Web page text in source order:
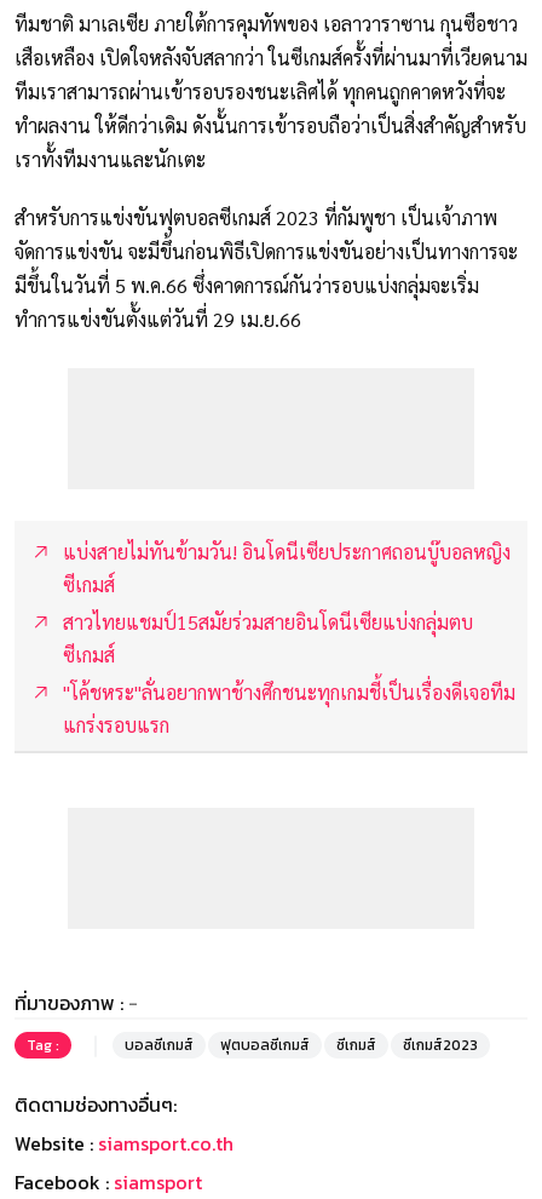
ทีมชาติ มาเลเซีย ภายใต้การคุมทัพของ เอลาวาราซาน กุนซือชาว
เสือเหลือง เปิดใจหลังจับสลากว่า ในซีเกมส์ครั้งที่ผ่านมาที่เวียดนาม
ทีมเราสามารถผ่านเข้ารอบรองชนะเลิศได้ ทุกคนถูกคาดหวังที่จะ
ทำผลงาน ให้ดีกว่าเดิม ดังนั้นการเข้ารอบถือว่าเป็นสิ่งสำคัญสำหรับ
เราทั้งทีมงานและนักเตะ
สำหรับการแข่งขันฟุตบอลซีเกมส์ 2023 ที่กัมพูชา เป็นเจ้าภาพ
จัดการแข่งขัน จะมีขึ้นก่อนพิธีเปิดการแข่งขันอย่างเป็นทางการจะ
มีขึ้นในวันที่ 5 พ.ค.66 ซึ่งคาดการณ์กันว่ารอบแบ่งกลุ่มจะเริ่ม
ทำการแข่งขันตั้งแต่วันที่ 29 เม.ย.66
แบ่งสายไม่ทันข้ามวัน! อินโดนีเซียประกาศถอนบู๊บอลหญิง
ซีเกมส์
สาวไทยแชมป์15สมัยร่วมสายอินโดนีเซียแบ่งกลุ่มตบ
ซีเกมส์
"โค้ชหระ"ลั่นอยากพาช้างศึกชนะทุกเกมชี้เป็นเรื่องดีเจอทีม
แกร่งรอบแรก
ที่มาของภาพ : -
Tag : บอลซีเกมส์ ฟุตบอลซีเกมส์ ซีเกมส์ ซีเกมส์2023
ติดตามช่องทางอื่นๆ:
Website : siamsport.co.th
Facebook : siamsport